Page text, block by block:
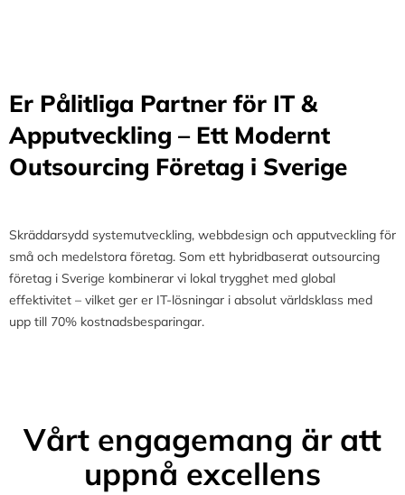
Er Pålitliga Partner för IT &
Apputveckling – Ett Modernt
Outsourcing Företag i Sverige
Skräddarsydd systemutveckling, webbdesign och apputveckling för
små och medelstora företag. Som ett hybridbaserat outsourcing
företag i Sverige kombinerar vi lokal trygghet med global
effektivitet – vilket ger er IT-lösningar i absolut världsklass med
upp till 70% kostnadsbesparingar.
Vårt engagemang är att
uppnå excellens